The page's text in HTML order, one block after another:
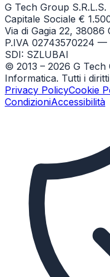
G Tech Group S.R.L.S.
Capitale Sociale €
Via di Gagia 22, 38086
P.IVA 02743570224 —
SDI: SZLUBAI
© 2013 – 2026 G Tech
Informatica. Tutti i
Privacy PolicyCookie
CondizioniAccessibilità